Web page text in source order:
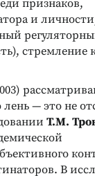
признаков,
и
стремление
— это не
Т.М.
В